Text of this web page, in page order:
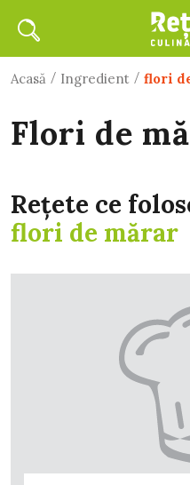
Acasă / Ingredient / flori
flori de
Rețete ce
flori de mărar